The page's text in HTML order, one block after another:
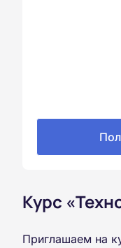
Курс
Приглашаем на